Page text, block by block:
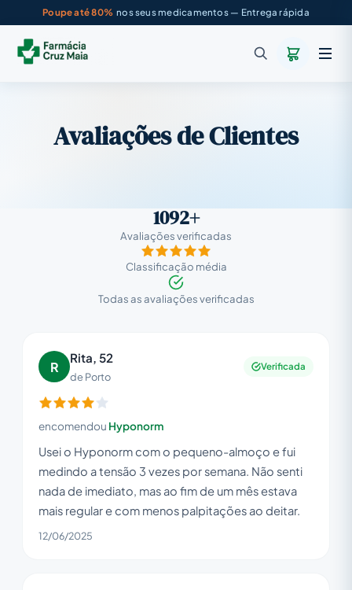
Poupe até 80% nos seus medicamentos — Entrega rápida
Avaliações de Clientes
1092+
Avaliações verificadas
Classificação média
Todas as avaliações verificadas
R
Rita, 52
de Porto
Verificada
encomendou Hyponorm
Usei o Hyponorm com o pequeno-almoço e fui
medindo a tensão 3 vezes por semana. Não senti
nada de imediato, mas ao fim de um mês estava
mais regular e com menos palpitações ao deitar.
12/06/2025